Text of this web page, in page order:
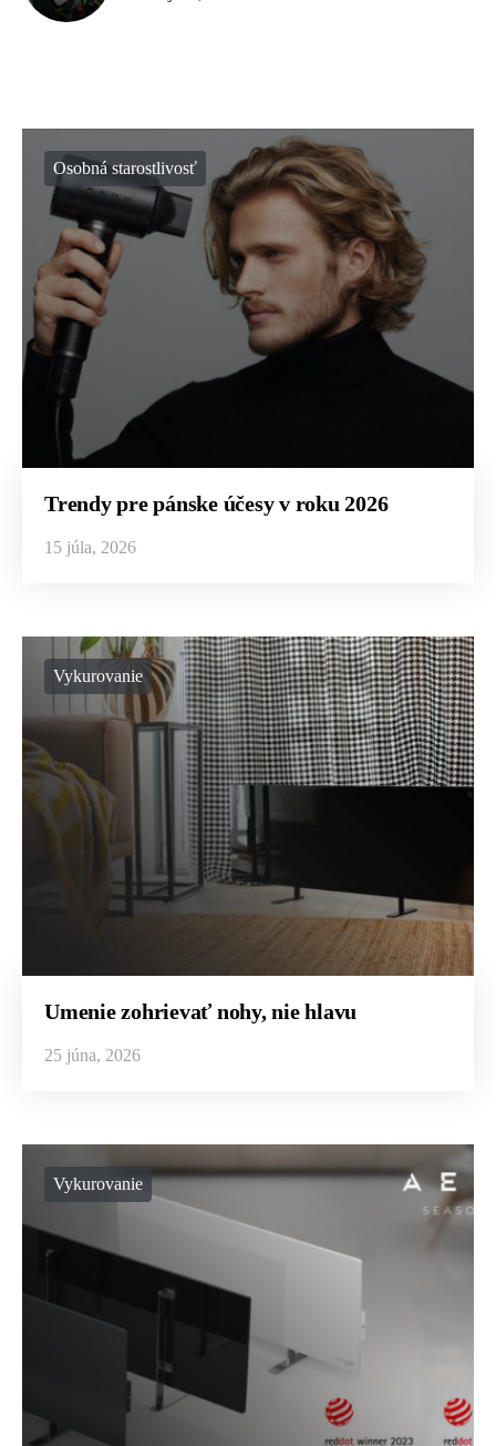
Osobná starostlivosť
Trendy pre pánske účesy v roku 2026
15 júla, 2026
Vykurovanie
Umenie zohrievať nohy, nie hlavu
25 júna, 2026
Vykurovanie